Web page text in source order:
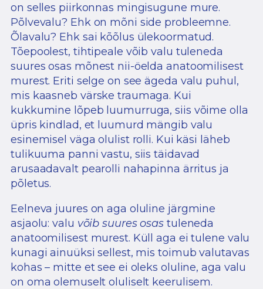
on selles piirkonnas mingisugune mure.
Põlvevalu? Ehk on mõni side probleemne.
Õlavalu? Ehk sai kõõlus ülekoormatud.
Tõepoolest, tihtipeale võib valu tuleneda
suures osas mõnest nii-öelda anatoomilisest
murest. Eriti selge on see ägeda valu puhul,
mis kaasneb värske traumaga. Kui
kukkumine lõpeb luumurruga, siis võime olla
üpris kindlad, et luumurd mängib valu
esinemisel väga olulist rolli. Kui käsi läheb
tulikuuma panni vastu, siis täidavad
arusaadavalt pearolli nahapinna ärritus ja
põletus.
Eelneva juures on aga oluline järgmine
asjaolu: valu võib suures osas tuleneda
anatoomilisest murest. Küll aga ei tulene valu
kunagi ainuüksi sellest, mis toimub valutavas
kohas – mitte et see ei oleks oluline, aga valu
on oma olemuselt oluliselt keerulisem.